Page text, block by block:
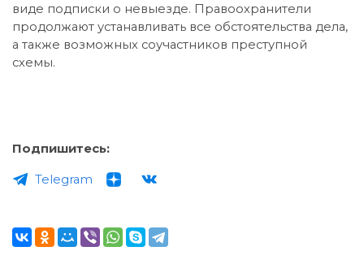
виде подписки о невыезде. Правоохранители
продолжают устанавливать все обстоятельства дела,
а также возможных соучастников преступной
схемы.
Подпишитесь:
Telegram